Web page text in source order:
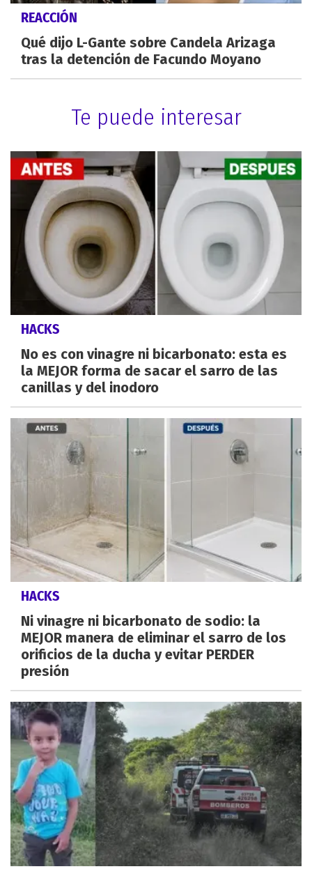
REACCIÓN
Qué dijo L-Gante sobre Candela Arizaga
tras la detención de Facundo Moyano
Te puede interesar
HACKS
No es con vinagre ni bicarbonato: esta es
la MEJOR forma de sacar el sarro de las
canillas y del inodoro
HACKS
Ni vinagre ni bicarbonato de sodio: la
MEJOR manera de eliminar el sarro de los
orificios de la ducha y evitar PERDER
presión